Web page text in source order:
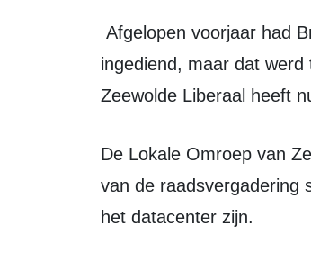
Afgelopen voorjaar had Bron het voorstel voor de extra raadsvergadering al
ingediend, maar dat
Zeewolde Liberaal heeft
De Lokale Omroep van Zeewolde zendt de raadsvergadering live uit. In aanloop
van de raadsvergadering
het datacenter zijn.